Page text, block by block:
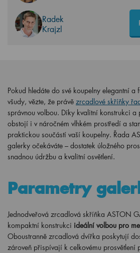
Radek
Krajzl
Pokud hledáte do své koupelny elegantní a
všudy, vězte, že právě zrcadlové skříňky
správnou volbou. Díky kvalitní konstrukci
obstojí i v náročném vlhkém prostředí a
praktickou součástí vaší koupelny. Řada
galerky očekáváte – dostatek úložného
snadnou údržbu a kvalitní osvětlení.
Parametry
Jednodveřová zrcadlová skříňka ASTON
kompaktní konstrukci ideální volbou pro
Oboustranně zrcadlová dvířka poskytují
zároveň přispívají k celkovému prosvětlení